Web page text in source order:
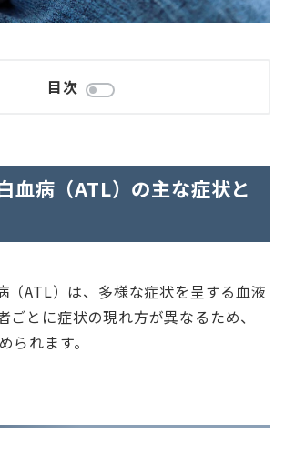
目次
血病（ATL）の主な症状と
（ATL）は、多様な症状を呈する血液
ごとに症状の現れ方が異なるため、
られます。